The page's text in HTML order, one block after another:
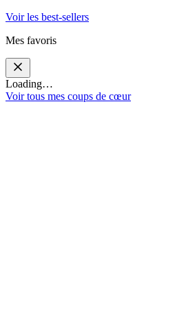
Voir les best-sellers
Mes favoris
Loading…
Voir tous mes coups de cœur